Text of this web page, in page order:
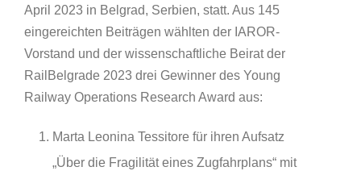
April 2023 in Belgrad, Serbien, statt. Aus 145
eingereichten Beiträgen wählten der IAROR-
Vorstand und der wissenschaftliche Beirat der
RailBelgrade 2023 drei Gewinner des Young
Railway Operations Research Award aus:
Marta Leonina Tessitore für ihren Aufsatz
„Über die Fragilität eines Zugfahrplans“ mit